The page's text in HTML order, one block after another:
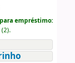
empréstimo:
(2).